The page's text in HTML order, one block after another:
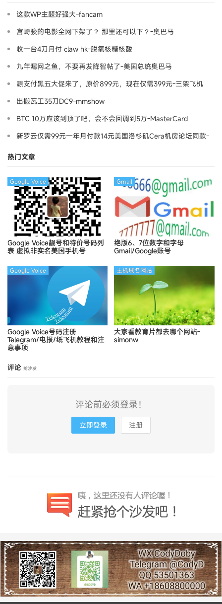
这款WP主题好强大-fancam
宫崎骏的电影全网下架了？ 那里还可以下？-奧巴马
收一台4刀月付 claw hk-脱氧核糖核酸
九年漏网之鱼，不要再发降智帖了-美国总统奥巴马
源支付黑五大促来了，原价899元，现在仅需399元-三架飞机
出搬瓦工35刀DC9-mmshow
BTC 10万应该到顶了吧，会不会回调到5万-MasterCard
新罗云仅需99元一年月付款14元美国洛杉矶Cera机房论坛同款-
热门文章
Google Voice靓号和特价号码列
表 虚拟非实名美国手机号
Google Voice
绝版6、7位数字和字母
Gmail/Google账号
Gmail
Google Voice号码注册
Telegram/电报/纸飞机教程和注
意事项
Google Voice
大家看教育片都去哪个网站-
simonw
主机域名网站
评论 抢沙发
评论前必须登录！
立即登录 注册